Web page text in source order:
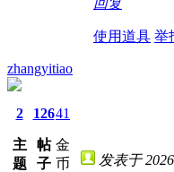
使用道具 举
zhangyitiao
2
主
题
126
帖
子
41
金
币
发表于